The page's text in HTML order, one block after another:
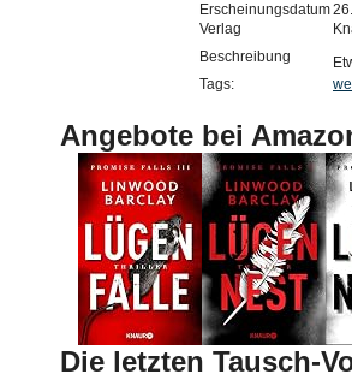
Erscheinungsdatum
Verlag
Beschreibung
Tags:
Angebote bei
Die letzten Tausch-